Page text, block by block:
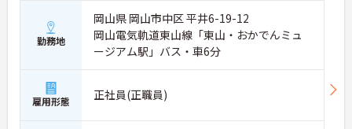
り組む体制が整っているため、「看取りのプロ」と
して他施設では得られない経験を積むことができま
す
【頑張りがしっかり給与・評価に反映される職場で
・介護福祉士手当25,000円、処遇改善手当78,000
円、賞与は年2回＋処遇改善一時金も別途支給され
勤務地
岡山県 岡山市中区 平井6-19-12
岡山電気軌道東山線「東山・おかでんミュ
ージアム駅」バス・車6分
雇用形態 正社員(正職員)